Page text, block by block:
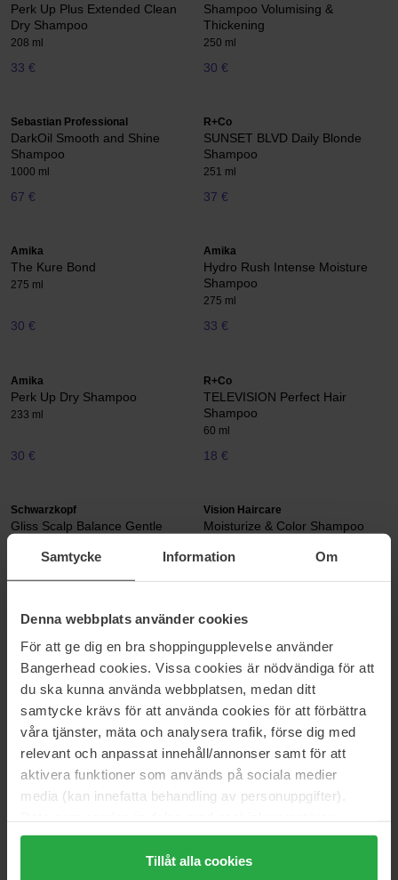
Samtycke Information Om
Denna webbplats använder cookies
För att ge dig en bra shoppingupplevelse använder
Bangerhead cookies. Vissa cookies är nödvändiga för att
du ska kunna använda webbplatsen, medan ditt
samtycke krävs för att använda cookies för att förbättra
våra tjänster, mäta och analysera trafik, förse dig med
relevant och anpassat innehåll/annonser samt för att
aktivera funktioner som används på sociala medier
media (kan innefatta behandling av personuppgifter).
Genom att trycka på "Tillåt alla cookies" accepterar du
alla cookies, medan du under "Detaljer" kan anpassa
Tillåt alla cookies
Perk Up Plus Extended Clean
Dry Shampoo
208 ml
33 €
Shampoo Volumising &
Thickening
250 ml
30 €
Sebastian Professional
DarkOil Smooth and Shine
Shampoo
1000 ml
67 €
R+Co
SUNSET BLVD Daily Blonde
Shampoo
251 ml
37 €
Amika
The Kure Bond
275 ml
30 €
Amika
Hydro Rush Intense Moisture
Shampoo
275 ml
33 €
Amika
Perk Up Dry Shampoo
233 ml
30 €
R+Co
TELEVISION Perfect Hair
Shampoo
60 ml
18 €
Schwarzkopf
Gliss Scalp Balance Gentle
200 ml
7 €
Vision Haircare
Moisturize & Color Shampoo
40 € Niet op voorraad
KMS
Head Remedy
300 ml
18 €
Normale prijs 31 €
R+Co
Gemstone Color Shampoo
60 ml
18 €
Amika
Perk Up Ultra Oil Control Dry
115 ml
R+Co
Television Perfect Shampoo